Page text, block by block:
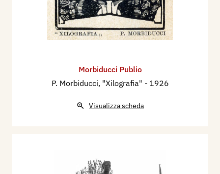
Morbiducci Publio
P. Morbiducci, "Xilografia" - 1926
Visualizza scheda